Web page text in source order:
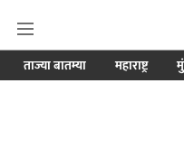
ताज्या बातम्या महाराष्ट्र